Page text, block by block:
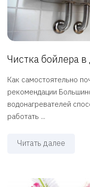
Чистка бойлера
Как самостоятельно
рекомендации
водонагревателей
работать ...
Читать далее